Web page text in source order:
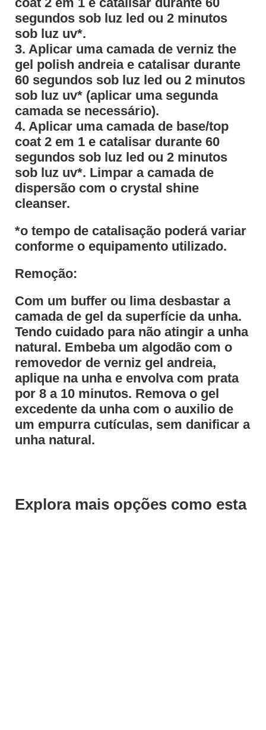
segundos sob luz led ou 2 minutos
sob luz uv*.
3. Aplicar uma camada de verniz the
gel polish andreia e catalisar durante
60 segundos sob luz led ou 2 minutos
sob luz uv* (aplicar uma segunda
camada se necessário).
4. Aplicar uma camada de base/top
coat 2 em 1 e catalisar durante 60
segundos sob luz led ou 2 minutos
sob luz uv*. Limpar a camada de
dispersão com o crystal shine
cleanser.
*o tempo de catalisação poderá variar
conforme o equipamento utilizado.
Remoção:
Com um buffer ou lima desbastar a
camada de gel da superfície da unha.
Tendo cuidado para não atingir a unha
natural. Embeba um algodão com o
removedor de verniz gel andreia,
aplique na unha e envolva com prata
por 8 a 10 minutos. Remova o gel
excedente da unha com o auxilio de
um empurra cutículas, sem danificar a
unha natural.
Explora mais opções como esta